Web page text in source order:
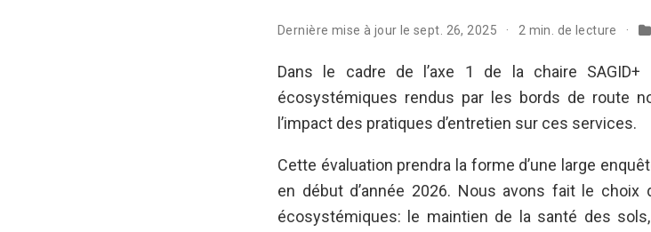
Dernière mise à jour le sept. 26, 2025 2 min. de lecture
Dans le cadre de l’axe 1 de la chaire SAGID+
écosystémiques rendus par les bords de route
l’impact des pratiques d’entretien sur ces services.
Cette évaluation prendra la forme d’une large
en début d’année 2026. Nous avons fait le choix
écosystémiques: le maintien de la santé des